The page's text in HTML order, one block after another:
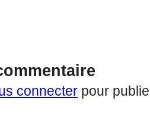
connecter pour